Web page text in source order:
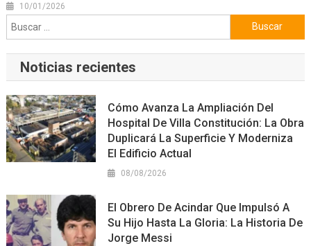
10/01/2026
Buscar:
Noticias recientes
Cómo Avanza La Ampliación Del
Hospital De Villa Constitución: La Obra
Duplicará La Superficie Y Moderniza
El Edificio Actual
08/08/2026
El Obrero De Acindar Que Impulsó A
Su Hijo Hasta La Gloria: La Historia De
Jorge Messi